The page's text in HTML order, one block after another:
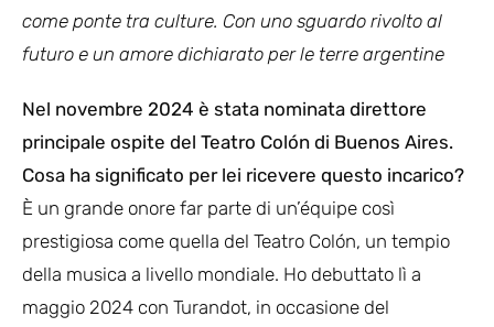
come ponte tra culture. Con uno sguardo rivolto al
futuro e un amore dichiarato per le terre argentine
Nel novembre 2024 è stata nominata direttore
principale ospite del Teatro Colón di Buenos Aires.
Cosa ha significato per lei ricevere questo incarico?
È un grande onore far parte di un’équipe così
prestigiosa come quella del Teatro Colón, un tempio
della musica a livello mondiale. Ho debuttato lì a
maggio 2024 con Turandot, in occasione del